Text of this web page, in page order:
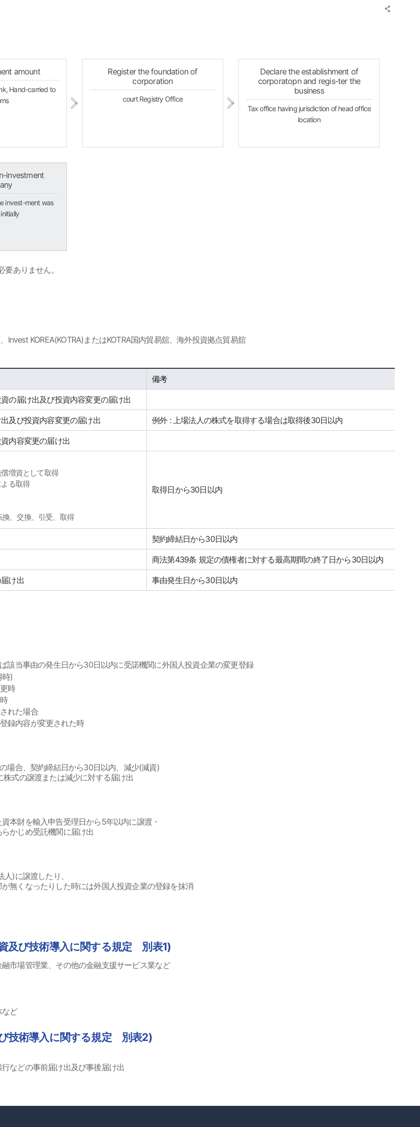
amount
Hand-carried to
Register the foundation of
corporation
court Registry Office
Declare the establishment of
corporatopn and regis-ter the
business
Tax office having jurisdiction of head office
location
investment
invest-ment was
ありません。
KOREA(KOTRA)またはKOTRA国内貿易舘、海外投資拠点貿易舘
備考
の届け出及び投資内容変更の届け出
及び投資内容変更の届け出 例外 : 上場法人の株式を取得する場合は取得後30日以内
内容変更の届け出
増資として取得
る取得
換、交換、引受、取得
取得日から30日以内
契約締結日から30日以内
商法第439条 規定の債権者に対する最高期間の終了日から30日以内
け出 事由発生日から30日以内
該当事由の発生日から30日以内に受諾機関に外国人投資企業の変更登録
時)
時
れた場合
録内容が変更された時
場合、契約締結日から30日以内、減少(減資)
式の譲渡または減少に対する届け出
本財を輸入申告受理日から5年以内に譲渡・
かじめ受託機関に届け出
)に譲渡したり、
無くなったりした時には外国人投資企業の登録を抹消
及び技術導入に関する規定 別表1)
市場管理業、その他の金融支援サービス業など
など
技術導入に関する規定 別表2)
などの事前届け出及び事後届け出